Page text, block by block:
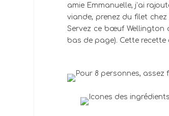
amie Emmanuelle, j’ai
viande, prenez du filet
Servez ce bœuf Wellington
bas de page). Cette recette